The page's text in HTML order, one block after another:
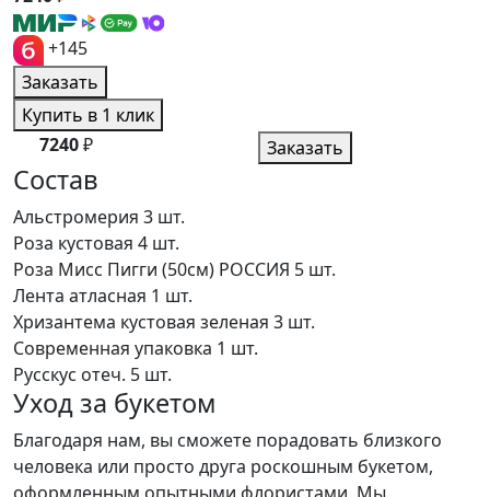
+145
Заказать
Купить в 1 клик
7240₽ Заказать
Состав
Альстромерия 3 шт.
Роза кустовая 4 шт.
Роза Мисс Пигги (50см) РОССИЯ 5 шт.
Лента атласная 1 шт.
Хризантема кустовая зеленая 3 шт.
Современная упаковка 1 шт.
Русскус отеч. 5 шт.
Уход за букетом
Благодаря нам, вы сможете порадовать близкого
человека или просто друга роскошным букетом,